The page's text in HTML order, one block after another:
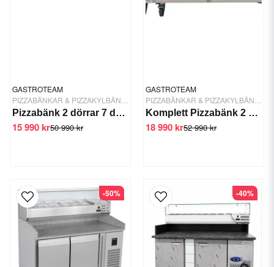
GASTROTEAM
Pizzabänk 2 dörrar 7 draglådor 2025 mm GTF-PZ2610TN
50 990 kr
15 990 kr
GASTROTEAM
Komplett Pizzabänk 2 dörrar 7 draglådor
52 990 kr
18 990 kr
-50% -40%